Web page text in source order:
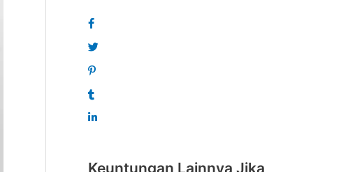
Keuntungan Lainnya Jika